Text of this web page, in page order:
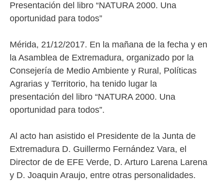
Presentación del libro “NATURA 2000. Una
oportunidad para todos”
Mérida, 21/12/2017. En la mañana de la fecha y en
la Asamblea de Extremadura, organizado por la
Consejería de Medio Ambiente y Rural, Políticas
Agrarias y Territorio, ha tenido lugar la
presentación del libro “NATURA 2000. Una
oportunidad para todos”.
Al acto han asistido el Presidente de la Junta de
Extremadura D. Guillermo Fernández Vara, el
Director de de EFE Verde, D. Arturo Larena Larena
y D. Joaquin Araujo, entre otras personalidades.